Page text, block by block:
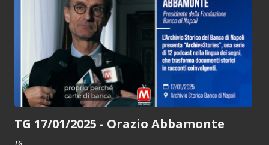
TG 17/01/2025 - Orazio Abbamonte
TG